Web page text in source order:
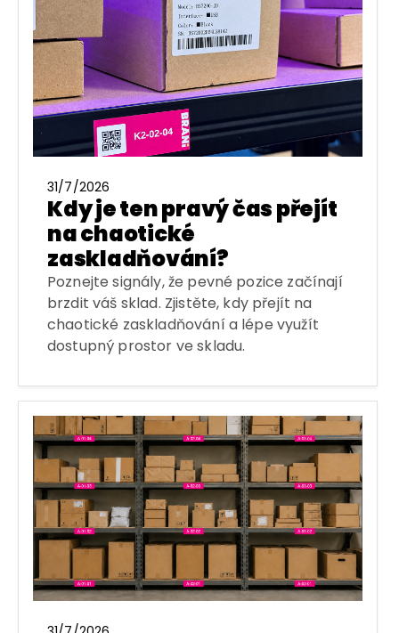
31/7/2026
Kdy je ten pravý čas přejít
na chaotické
zaskladňování?
Poznejte signály, že pevné pozice začínají
brzdit váš sklad. Zjistěte, kdy přejít na
chaotické zaskladňování a lépe využít
dostupný prostor ve skladu.